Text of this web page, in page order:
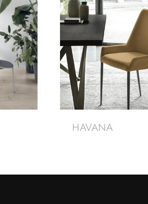
HAVANA